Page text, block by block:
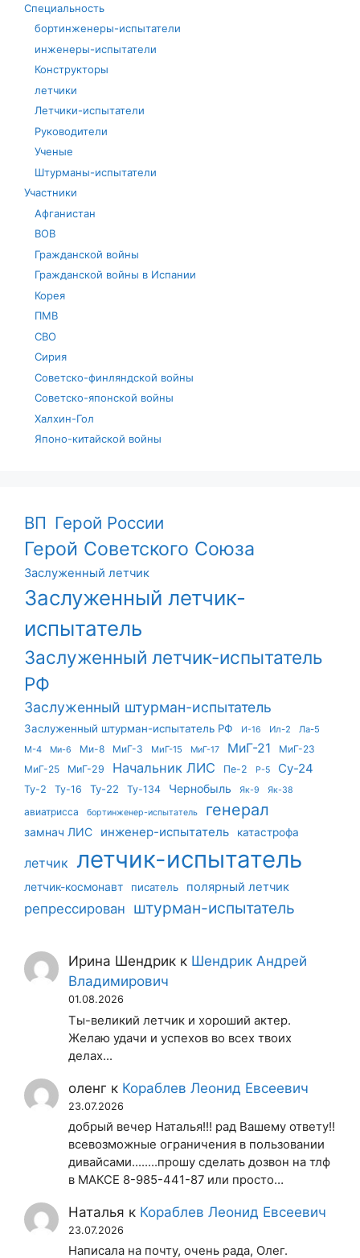
Специальность
бортинженеры-испытатели
инженеры-испытатели
Конструкторы
летчики
Летчики-испытатели
Руководители
Ученые
Штурманы-испытатели
Участники
Афганистан
ВОВ
Гражданской войны
Гражданской войны в Испании
Корея
ПМВ
СВО
Сирия
Советско-финляндской войны
Советско-японской войны
Халхин-Гол
Японо-китайской войны
ВП Герой России
Герой Советского Союза
Заслуженный летчик
Заслуженный летчик-
испытатель
Заслуженный летчик-испытатель
РФ
Заслуженный штурман-испытатель
Заслуженный штурман-испытатель РФ И-16 Ил-2
Ла-5
М-4
Ми-6 Ми-8 МиГ-3 МиГ-15 МиГ-17 МиГ-21
МиГ-23
МиГ-25
МиГ-29 Начальник ЛИС Пе-2 Р-5 Су-24
Ту-2 Ту-16 Ту-22 Ту-134 Чернобыль Як-9 Як-38
авиатрисса бортинженер-испытатель генерал
замнач ЛИС инженер-испытатель катастрофа
летчик летчик-испытатель
летчик-космонавт писатель полярный летчик
репрессирован штурман-испытатель
Ирина Шендрик к Шендрик Андрей
Владимирович
01.08.2026
Ты-великий летчик и хороший актер.
Желаю удачи и успехов во всех твоих
делах...
оленг к Кораблев Леонид Евсеевич
23.07.2026
добрый вечер Наталья!!! рад Вашему ответу!!
всевозможные ограничения в пользовании
дивайсами........прошу сделать дозвон на тлф
в МАКСЕ 8-985-441-87 или просто…
Наталья к Кораблев Леонид Евсеевич
23.07.2026
Написала на почту, очень рада, Олег.